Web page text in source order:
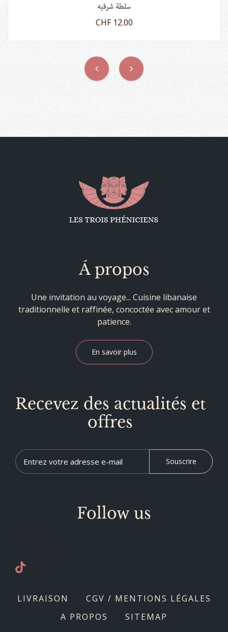
سلطة شرقيه
CHF 12.00
Á propos
Une invitation au voyage... Cuisine libanaise
traditionnelle et raffinée, concoctée avec amour et
patience.
En savoir plus
Recevez des actualités et
offres
Souscrire
Follow us
LIVRAISON
CGV / MENTIONS LÉGALES
A PROPOS
SITEMAP